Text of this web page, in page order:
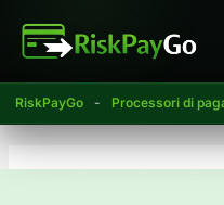
RiskPayGo - Processori di
contenuto